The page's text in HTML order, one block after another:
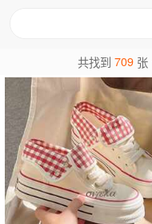
共找到709 张